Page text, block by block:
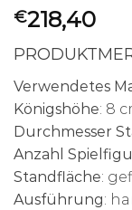
€218,40
Verwendetes
Königshöhe: 8
Durchmesser
Anzahl
Standfläche:
Ausführung: